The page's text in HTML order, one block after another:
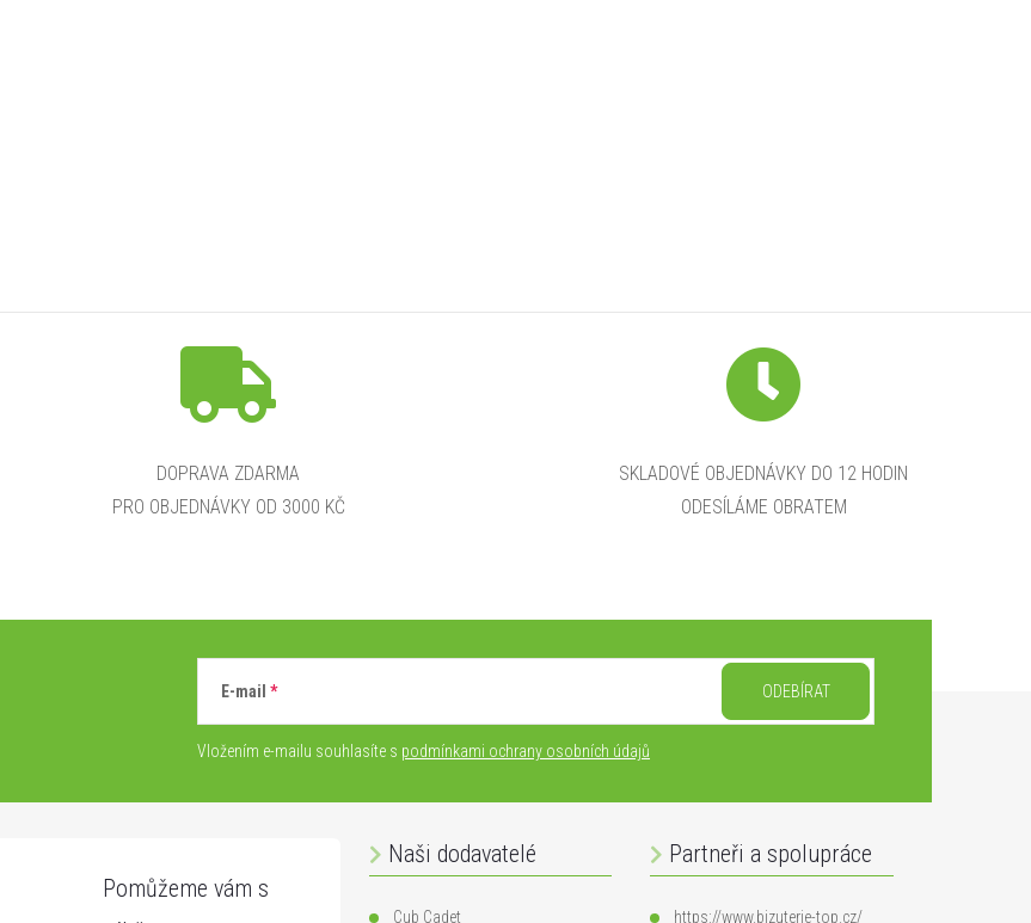
DOPRAVA ZDARMA
PRO OBJEDNÁVKY OD 3000 KČ
SKLADOVÉ OBJEDNÁVKY DO 12 HODIN
ODESÍLÁME OBRATEM
E-mail
Vložením e-mailu souhlasíte s podmínkami ochrany osobních údajů
ODEBÍRAT
Naši dodavatelé
Cub Cadet
Partneři a spolupráce
https://www.bizuterie-top.cz/